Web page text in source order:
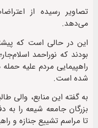
تصاویر رسیده از
می‌دهد.
این در حالی است که
بودند که نوراحمد
راهپیمایی مردم علیه
شده است.
به گفته این منابع، والی
بزرگان جامعه شیعه را به
تا مراسم تشییع جنازه‌ و